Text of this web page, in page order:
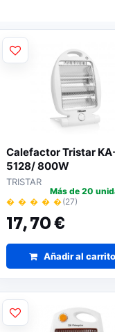
Calefactor Tristar
5128/ 800W
TRISTAR
� � � � �(27)
17,70 €
Más de 20
Añadir al carrito